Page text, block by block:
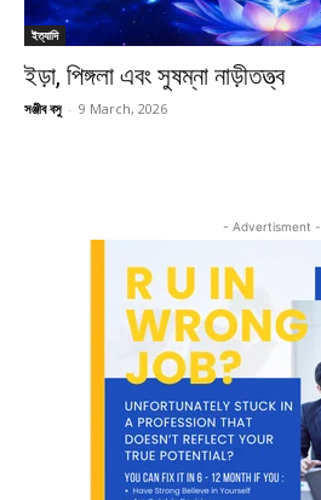
ইত্যাদি
ইড়া, পিঙ্গলা এবং সুষম্না নাড়ীতত্ত্ব
সঞ্জীব বসু - 9 March, 2026
- Advertisment -